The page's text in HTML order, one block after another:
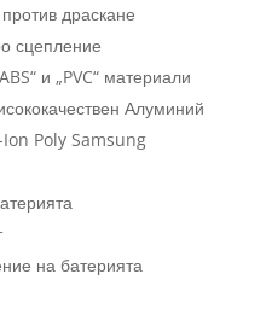
драскане
сцепление
и „PVC“ материали
Алуминий
Poly Samsung
на батерията